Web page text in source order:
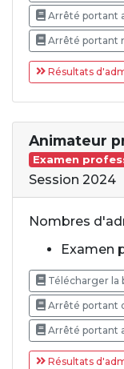
Arrêté portant
Arrêté portant
Résultats
Animateur
Examen
Session 2024
Nombres
Examen
Télécharger la
Arrêté portant
Arrêté portant
Résultats